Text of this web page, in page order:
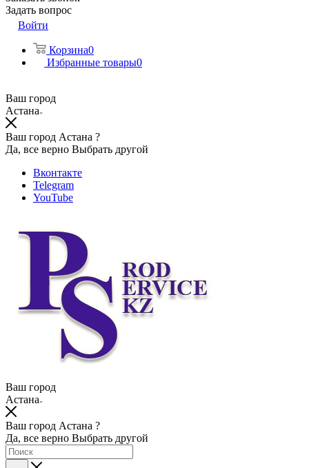
Задать вопрос
Войти
Корзина0
Избранные товары0
Ваш город
Астана
Ваш город Астана ?
Да, все верно Выбрать другой
Вконтакте
Telegram
YouTube
Ваш город
Астана
Ваш город Астана ?
Да, все верно Выбрать другой